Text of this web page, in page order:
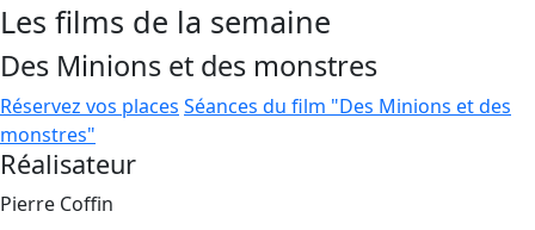
Les films de la semaine
Des Minions et des monstres
Réservez vos places Séances du film "Des Minions et des
monstres"
Réalisateur
Pierre Coffin